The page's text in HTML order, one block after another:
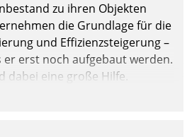
zu ihren Objekten
die Grundlage für die
und Effizienzsteigerung –
erst noch aufgebaut werden.
dabei eine große Hilfe.